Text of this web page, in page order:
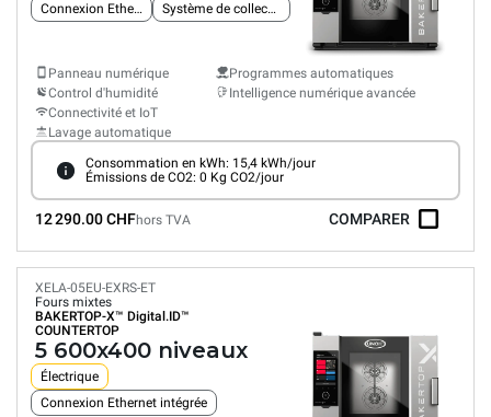
Connexion Ethernet intégrée
Système de collecte des graisses
Panneau numérique
Control d'humidité
Connectivité et IoT
Lavage automatique
Programmes automatiques
Intelligence numérique avancée
Consommation en kWh: 15,4 kWh/jour
Émissions de CO2: 0 Kg CO2/jour
12 290.00 CHFhors TVA COMPARER
XELA-05EU-EXRS-ET
Fours mixtes
BAKERTOP-X™ Digital.ID™
COUNTERTOP
5 600x400 niveaux
Électrique
Connexion Ethernet intégrée